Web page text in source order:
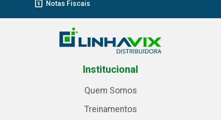
Notas Fiscais
Institucional
Quem Somos
Treinamentos